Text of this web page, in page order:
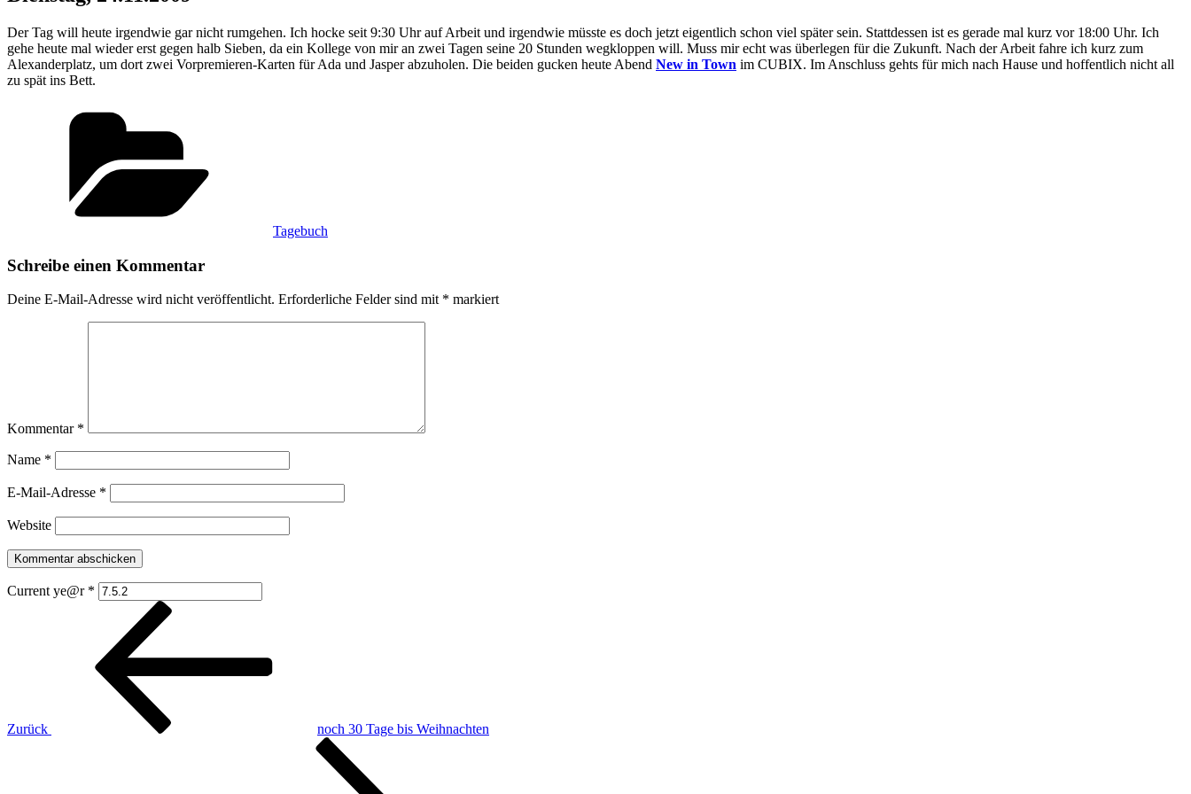
Der Tag will heute irgendwie gar nicht rumgehen. Ich hocke seit 9:30 Uhr auf Arbeit und irgendwie müsste es doch jetzt eigentlich schon viel später sein. Stattdessen ist es gerade mal kurz vor 18:00 Uhr. Ich
gehe heute mal wieder erst gegen halb Sieben, da ein Kollege von mir an zwei Tagen seine 20 Stunden wegkloppen will. Muss mir echt was überlegen für die Zukunft. Nach der Arbeit fahre ich kurz zum
Alexanderplatz, um dort zwei Vorpremieren-Karten für Ada und Jasper abzuholen. Die beiden gucken heute Abend New in Town im CUBIX. Im Anschluss gehts für mich nach Hause und hoffentlich nicht all
zu spät ins Bett.
Tagebuch
Schreibe einen Kommentar
Deine E-Mail-Adresse wird nicht veröffentlicht. Erforderliche Felder sind mit * markiert
Kommentar *
Name *
E-Mail-Adresse *
Website
Current ye@r *
Beitragsnavigation
Zurück
noch 30 Tage bis Weihnachten